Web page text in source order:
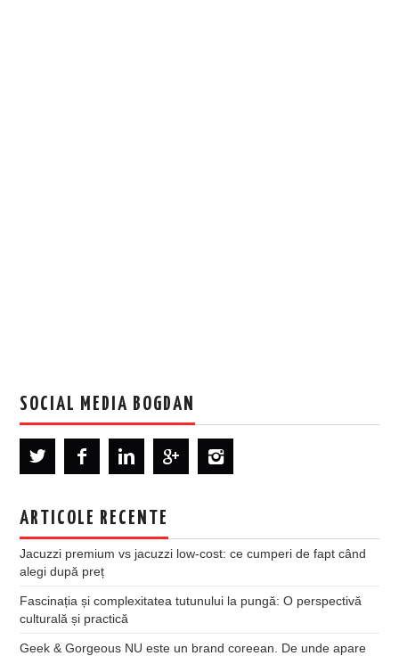
SOCIAL MEDIA BOGDAN
ARTICOLE RECENTE
Jacuzzi premium vs jacuzzi low-cost: ce cumperi de fapt când
alegi după preț
Fascinația și complexitatea tutunului la pungă: O perspectivă
culturală și practică
Geek & Gorgeous NU este un brand coreean. De unde apare